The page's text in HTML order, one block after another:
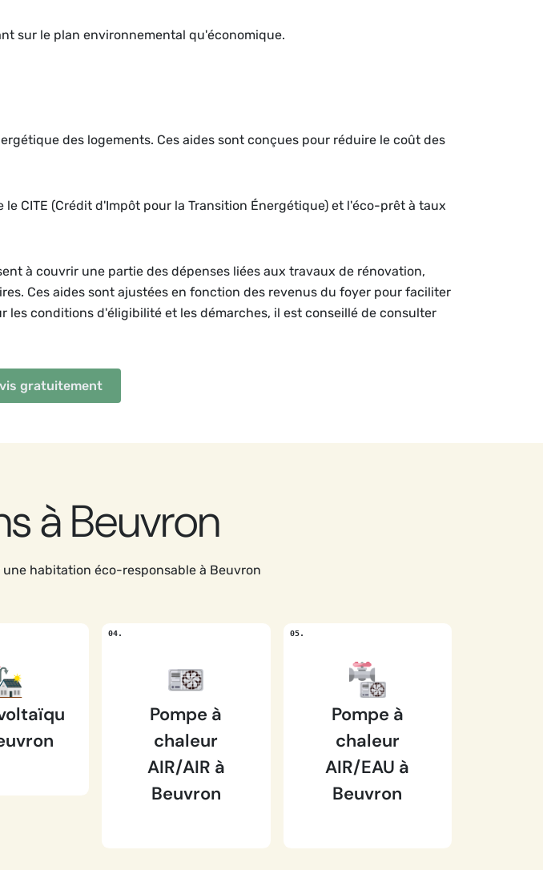
sur le plan environnemental qu'économique.
des logements. Ces aides sont conçues pour réduire le coût des
le CITE (Crédit d'Impôt pour la Transition Énergétique) et l'éco-prêt à taux
à couvrir une partie des dépenses liées aux travaux de rénovation,
Ces aides sont ajustées en fonction des revenus du foyer pour faciliter
conditions d'éligibilité et les démarches, il est conseillé de consulter
gratuitement
à Beuvron
habitation éco-responsable à Beuvron
Pompe à
chaleur
AIR/AIR à
Beuvron
Pompe à
chaleur
AIR/EAU à
Beuvron